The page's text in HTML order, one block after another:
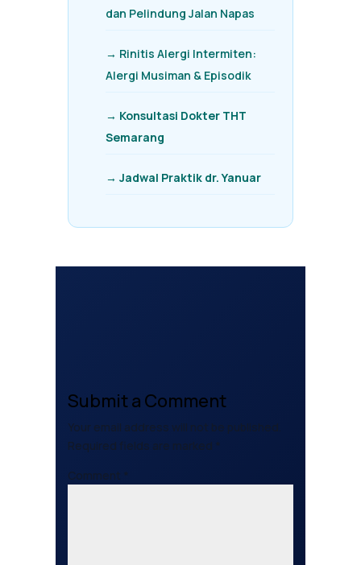
dan Pelindung Jalan Napas
→ Rinitis Alergi Intermiten:
Alergi Musiman & Episodik
→ Konsultasi Dokter THT
Semarang
→ Jadwal Praktik dr. Yanuar
Submit a Comment
Your email address will not be published.
Required fields are marked *
Comment *